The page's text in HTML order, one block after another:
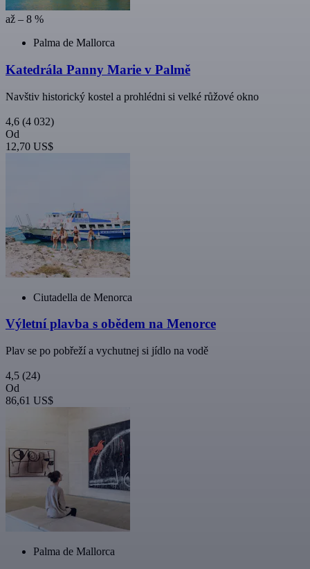
až – 8 %
Palma de Mallorca
Katedrála Panny Marie v Palmě
Navštiv historický kostel a prohlédni si velké růžové okno
4,6 (4 032)
Od
12,70 US$
Ciutadella de Menorca
Výletní plavba s obědem na Menorce
Plav se po pobřeží a vychutnej si jídlo na vodě
4,5 (24)
Od
86,61 US$
Palma de Mallorca